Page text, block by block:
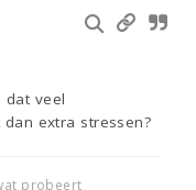
dat veel
extra stressen?
probeert